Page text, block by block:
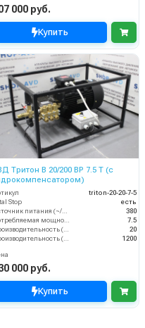
000 руб.
Купить
Тритон B 20/200 BP 7.5 T (с
triton-20-20-7-5
Stop
есть
380
7.5
20
1200
000 руб.
Купить